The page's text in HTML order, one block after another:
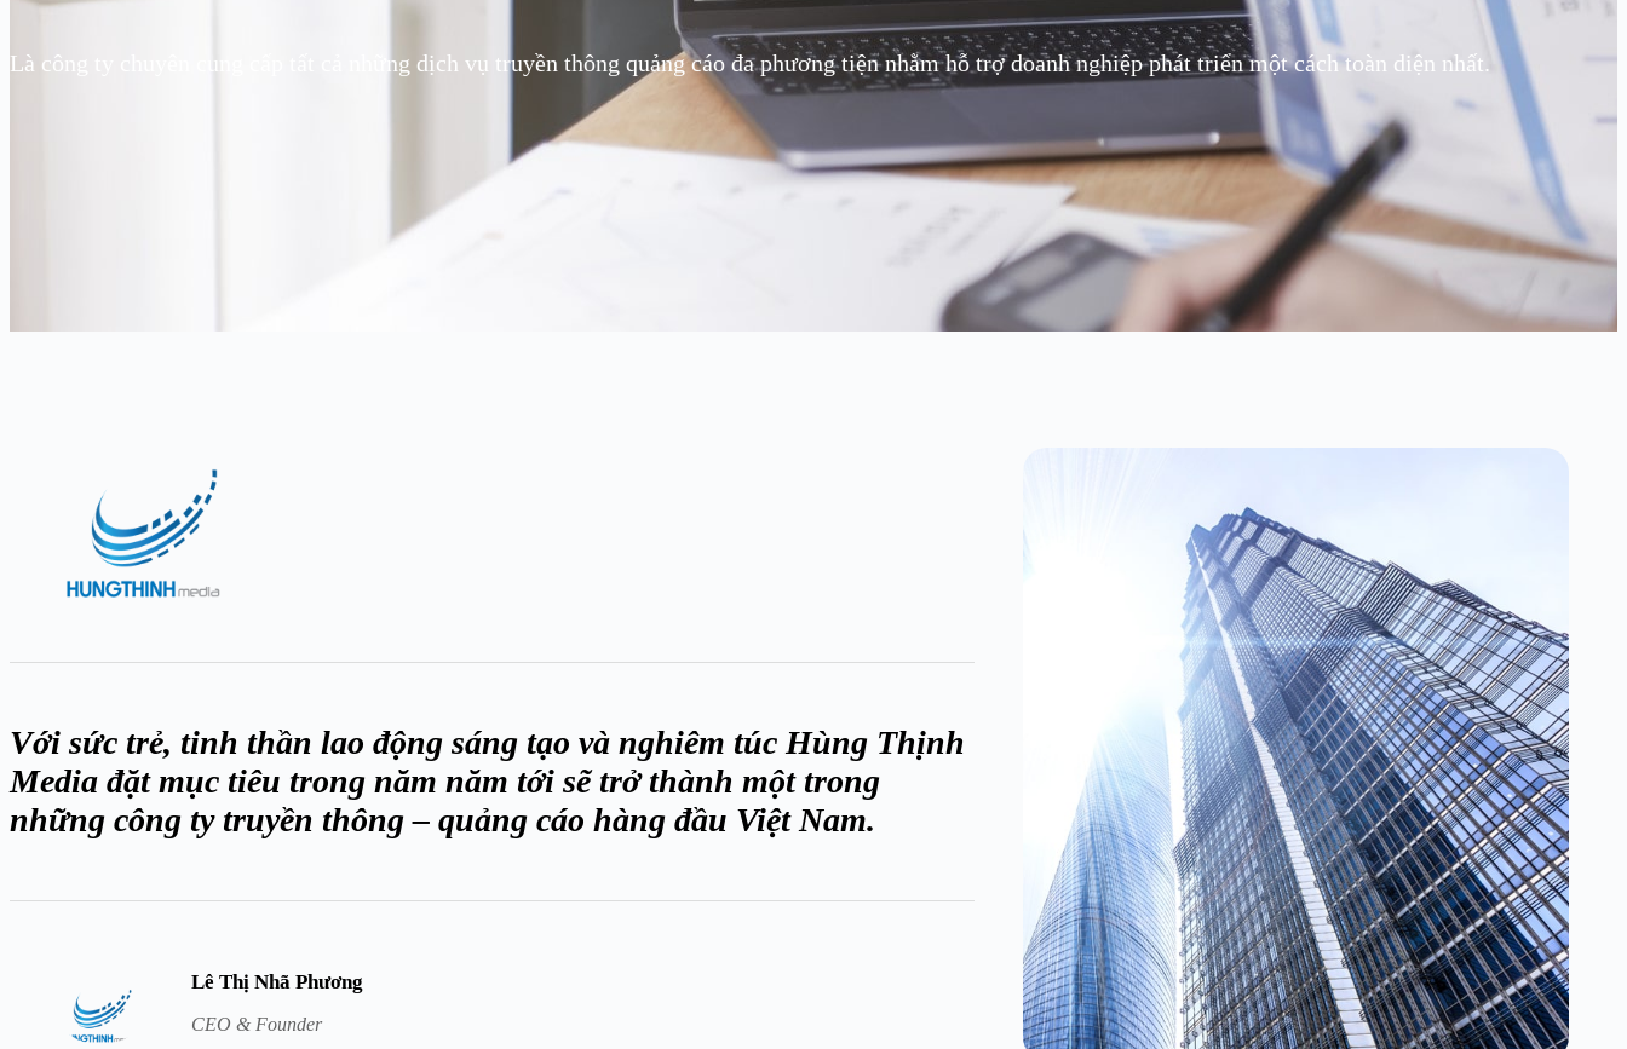
Là công ty chuyên cung cấp tất cả những dịch vụ truyền thông quảng cáo đa phương tiện nhằm hỗ trợ doanh nghiệp phát triển một cách toàn diện nhất.
Với sức trẻ, tinh thần lao động sáng tạo và nghiêm túc Hùng Thịnh
Media đặt mục tiêu trong năm năm tới sẽ trở thành một trong
những công ty truyền thông – quảng cáo hàng đầu Việt Nam.
Lê Thị Nhã Phương
CEO & Founder